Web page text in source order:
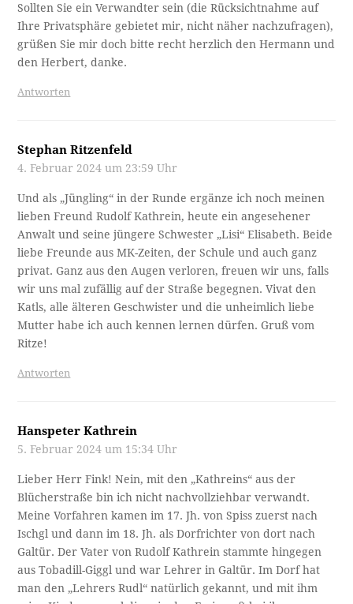
Sollten Sie ein Verwandter sein (die Rücksichtnahme auf
Ihre Privatsphäre gebietet mir, nicht näher nachzufragen),
grüßen Sie mir doch bitte recht herzlich den Hermann und
den Herbert, danke.
Antworten
Stephan Ritzenfeld
4. Februar 2024 um 23:59 Uhr
Und als „Jüngling“ in der Runde ergänze ich noch meinen
lieben Freund Rudolf Kathrein, heute ein angesehener
Anwalt und seine jüngere Schwester „Lisi“ Elisabeth. Beide
liebe Freunde aus MK-Zeiten, der Schule und auch ganz
privat. Ganz aus den Augen verloren, freuen wir uns, falls
wir uns mal zufällig auf der Straße begegnen. Vivat den
Katls, alle älteren Geschwister und die unheimlich liebe
Mutter habe ich auch kennen lernen dürfen. Gruß vom
Ritze!
Antworten
Hanspeter Kathrein
5. Februar 2024 um 15:34 Uhr
Lieber Herr Fink! Nein, mit den „Kathreins“ aus der
Blücherstraße bin ich nicht nachvollziehbar verwandt.
Meine Vorfahren kamen im 17. Jh. von Spiss zuerst nach
Ischgl und dann im 18. Jh. als Dorfrichter von dort nach
Galtür. Der Vater von Rudolf Kathrein stammte hingegen
aus Tobadill-Giggl und war Lehrer in Galtür. Im Dorf hat
man den „Lehrers Rudl“ natürlich gekannt, und mit ihm